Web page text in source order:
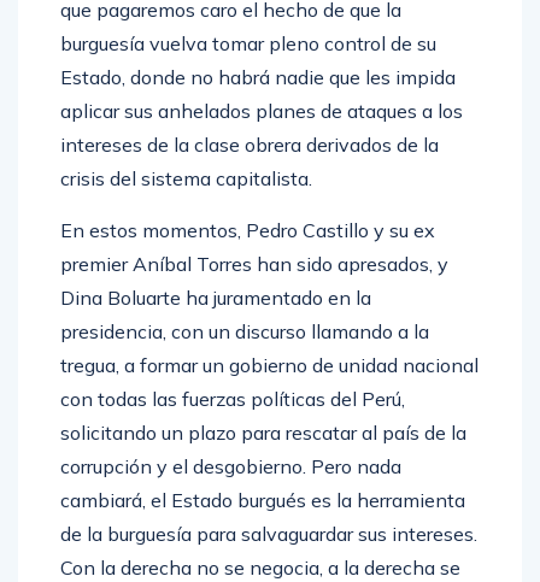
que pagaremos caro el hecho de que la
burguesía vuelva tomar pleno control de su
Estado, donde no habrá nadie que les impida
aplicar sus anhelados planes de ataques a los
intereses de la clase obrera derivados de la
crisis del sistema capitalista.
En estos momentos, Pedro Castillo y su ex
premier Aníbal Torres han sido apresados, y
Dina Boluarte ha juramentado en la
presidencia, con un discurso llamando a la
tregua, a formar un gobierno de unidad nacional
con todas las fuerzas políticas del Perú,
solicitando un plazo para rescatar al país de la
corrupción y el desgobierno. Pero nada
cambiará, el Estado burgués es la herramienta
de la burguesía para salvaguardar sus intereses.
Con la derecha no se negocia, a la derecha se